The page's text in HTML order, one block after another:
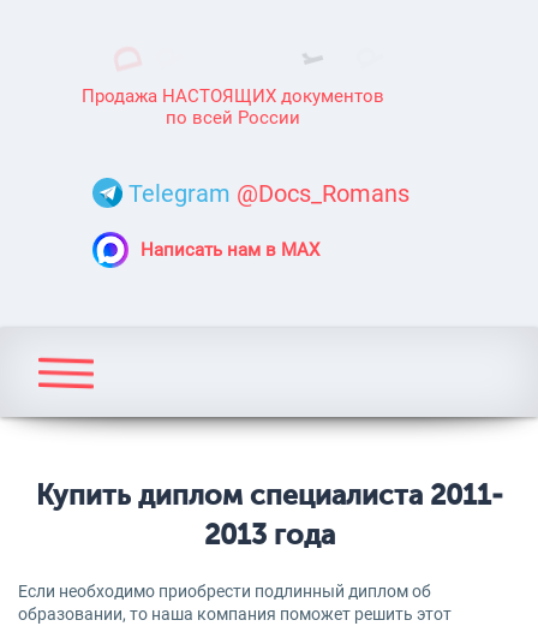
Продажа НАСТОЯЩИХ документов
по всей России
Telegram @Docs_Romans
Написать нам в MAX
Купить диплом специалиста 2011-
2013 года
Если необходимо приобрести подлинный диплом об
образовании, то наша компания поможет решить этот